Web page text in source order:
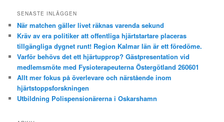
SENASTE INLÄGGEN
När matchen gäller livet räknas varenda sekund
Kräv av era politiker att offentliga hjärtstartare placeras
tillgängliga dygnet runt! Region Kalmar län är ett föredöme.
Varför behövs det ett hjärtupprop? Gästpresentation vid
medlemsmöte med Fysioterapeuterna Östergötland 260601
Allt mer fokus på överlevare och närstående inom
hjärtstoppsforskningen
Utbildning Polispensionärerna i Oskarshamn